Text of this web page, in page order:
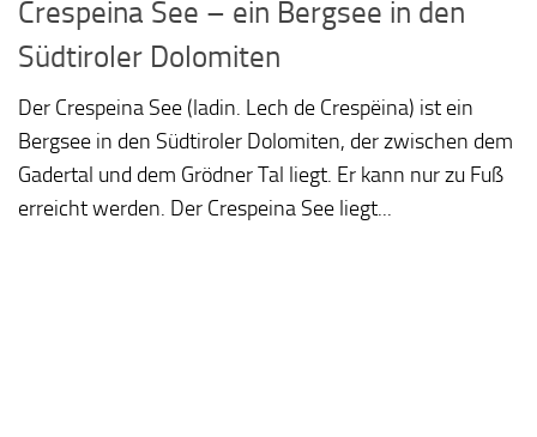
Crespeina See – ein Bergsee in den
Südtiroler Dolomiten
Der Crespeina See (ladin. Lech de Crespëina) ist ein
Bergsee in den Südtiroler Dolomiten, der zwischen dem
Gadertal und dem Grödner Tal liegt. Er kann nur zu Fuß
erreicht werden. Der Crespeina See liegt...